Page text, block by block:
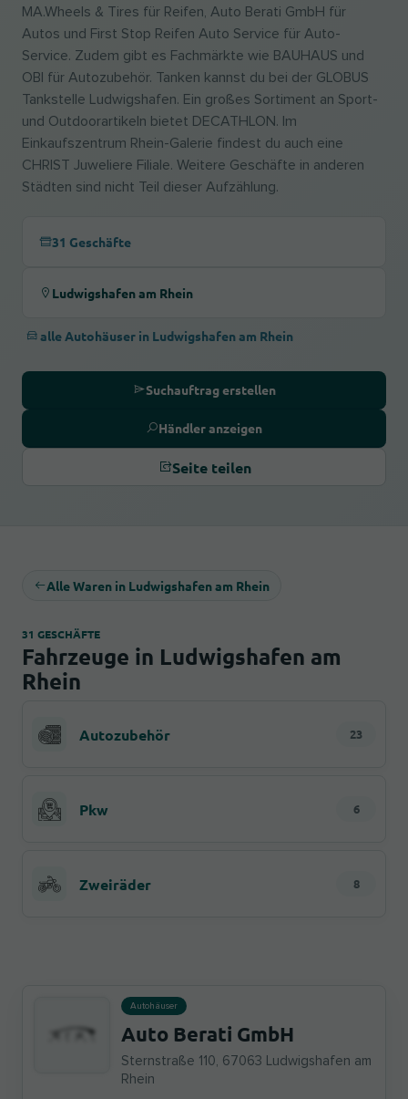
MA.Wheels & Tires für Reifen, Auto Berati GmbH für
Autos und First Stop Reifen Auto Service für Auto-
Service. Zudem gibt es Fachmärkte wie BAUHAUS und
OBI für Autozubehör. Tanken kannst du bei der GLOBUS
Tankstelle Ludwigshafen. Ein großes Sortiment an Sport-
und Outdoorartikeln bietet DECATHLON. Im
Einkaufszentrum Rhein-Galerie findest du auch eine
CHRIST Juweliere Filiale. Weitere Geschäfte in anderen
Städten sind nicht Teil dieser Aufzählung.
31 Geschäfte
Ludwigshafen am Rhein
alle Autohäuser in Ludwigshafen am Rhein
Suchauftrag erstellen
Händler anzeigen
Seite teilen
Alle Waren in Ludwigshafen am Rhein
31 GESCHÄFTE
Fahrzeuge in Ludwigshafen am
Rhein
Autozubehör 23
Pkw 6
Zweiräder 8
Autohäuser
Auto Berati GmbH
Sternstraße 110, 67063 Ludwigshafen am
Rhein